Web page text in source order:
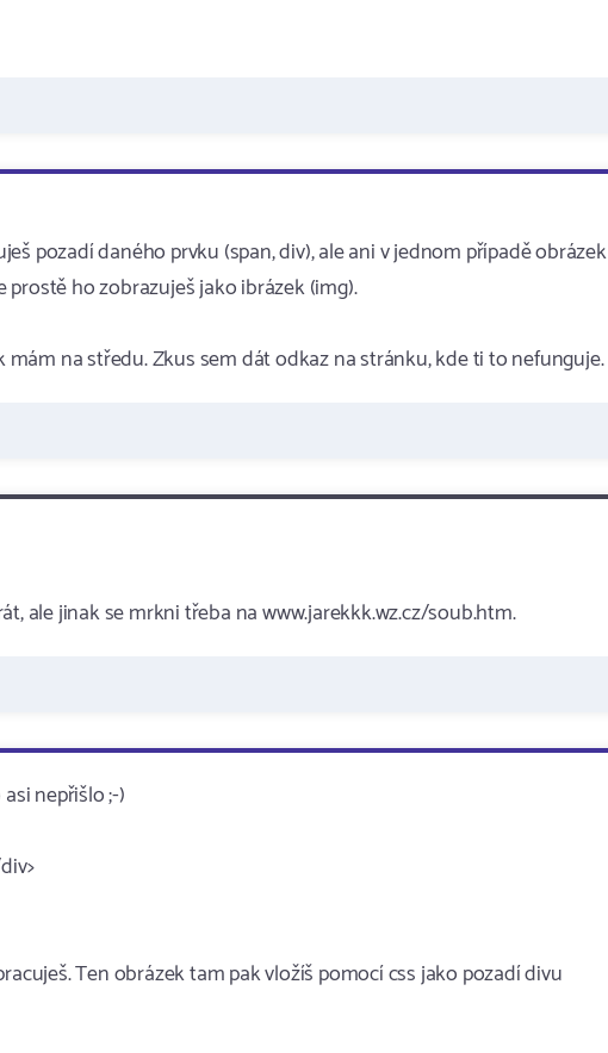
pozadí daného prvku (span, div), ale ani v jednom případě obrázek
ho zobrazuješ jako ibrázek (img).
na středu. Zkus sem dát odkaz na stránku, kde ti to nefunguje.
ale jinak se mrkni třeba na www.jarekkk.wz.cz/soub.htm.
nepřišlo ;-)
Ten obrázek tam pak vložíš pomocí css jako pozadí divu